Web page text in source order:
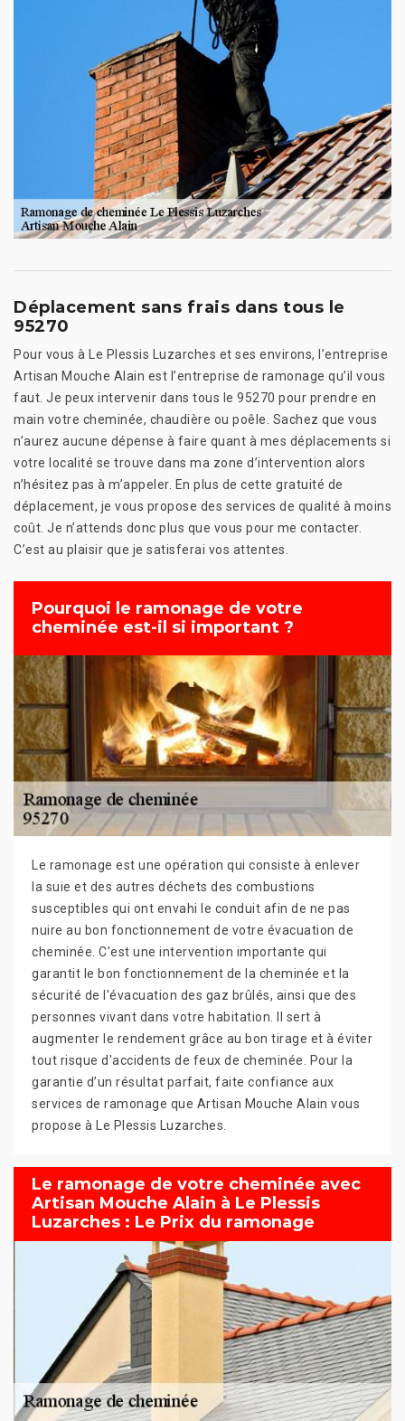
Déplacement sans frais dans tous le
95270
Pour vous à Le Plessis Luzarches et ses environs, l’entreprise
Artisan Mouche Alain est l’entreprise de ramonage qu’il vous
faut. Je peux intervenir dans tous le 95270 pour prendre en
main votre cheminée, chaudière ou poêle. Sachez que vous
n’aurez aucune dépense à faire quant à mes déplacements si
votre localité se trouve dans ma zone d’intervention alors
n’hésitez pas à m’appeler. En plus de cette gratuité de
déplacement, je vous propose des services de qualité à moins
coût. Je n’attends donc plus que vous pour me contacter.
C’est au plaisir que je satisferai vos attentes.
Pourquoi le ramonage de votre
cheminée est-il si important ?
Le ramonage est une opération qui consiste à enlever
la suie et des autres déchets des combustions
susceptibles qui ont envahi le conduit afin de ne pas
nuire au bon fonctionnement de votre évacuation de
cheminée. C'est une intervention importante qui
garantit le bon fonctionnement de la cheminée et la
sécurité de l'évacuation des gaz brûlés, ainsi que des
personnes vivant dans votre habitation. Il sert à
augmenter le rendement grâce au bon tirage et à éviter
tout risque d'accidents de feux de cheminée. Pour la
garantie d’un résultat parfait, faite confiance aux
services de ramonage que Artisan Mouche Alain vous
propose à Le Plessis Luzarches.
Le ramonage de votre cheminée avec
Artisan Mouche Alain à Le Plessis
Luzarches : Le Prix du ramonage